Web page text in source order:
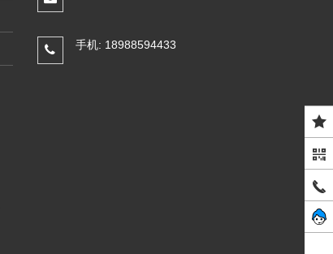
手机: 18988594433